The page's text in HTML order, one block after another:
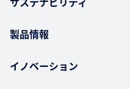
製品情報
イノベーション